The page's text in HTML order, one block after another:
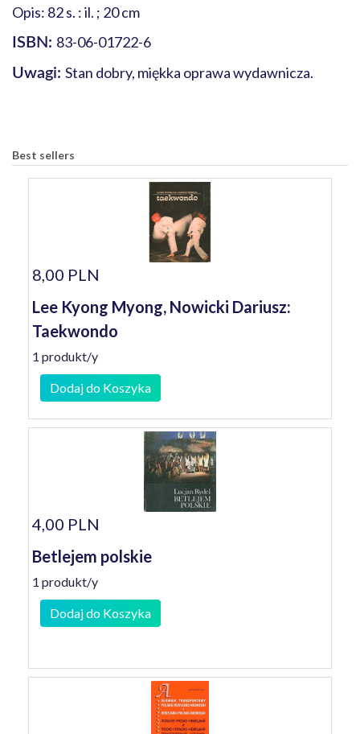
Opis: 82 s. : il. ; 20 cm
ISBN: 83-06-01722-6
Uwagi: Stan dobry, miękka oprawa wydawnicza.
Best sellers
8,00 PLN
Lee Kyong Myong, Nowicki Dariusz:
Taekwondo
1 produkt/y
Dodaj do Koszyka
4,00 PLN
Betlejem polskie
1 produkt/y
Dodaj do Koszyka